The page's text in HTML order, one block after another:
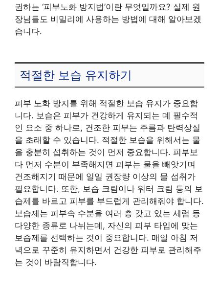
권하는 ‘피부노화 방지법’이란 무엇일까요? 실제 원
장님들도 비밀리에 사용하는 방법에 대해 알아보겠
습니다.
적절한 보습 유지하기
피부 노화 방지를 위해 적절한 보습 유지가 중요합
니다. 보습은 피부가 건강하게 유지되는 데 필수적
인 요소 중 하나로, 건조한 피부는 주름과 탄력상실
을 초래할 수 있습니다. 적절한 보습을 위해서는 물
을 충분히 섭취하는 것이 먼저 중요합니다. 피부보
다 먼저 수분이 부족해지면 피부는 물을 빼앗기며
건조해지기 때문에 일일 권장량 이상의 물 섭취가
필요합니다. 또한, 보습 크림이나 워터 크림 등의 보
습제를 바르고 피부를 부드럽게 관리해줘야 합니다.
보습제는 피부속 수분을 여러 층 갖고 있는 세럼 등
다양한 종류로 나뉘는데, 자신의 피부 타입에 맞는
보습제를 선택하는 것이 중요합니다. 매일 아침 저
녁으로 꾸준히 유지하면서 건강한 피부로 관리해주
는 것이 바람직합니다.